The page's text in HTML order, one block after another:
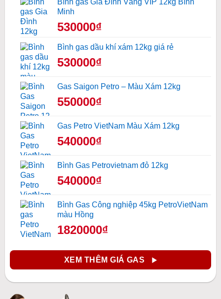
Bình gas Gia Đình Vàng VIP 12kg Bình
Minh
530000₫
Bình gas dầu khí xám 12kg giá rẻ
530000₫
Gas Saigon Petro – Màu Xám 12kg
550000₫
Gas Petro VietNam Màu Xám 12kg
540000₫
Bình Gas Petrovietnam đỏ 12kg
540000₫
Bình Gas Công nghiệp 45kg PetroVietNam
màu Hồng
1820000₫
XEM THÊM GIÁ GAS